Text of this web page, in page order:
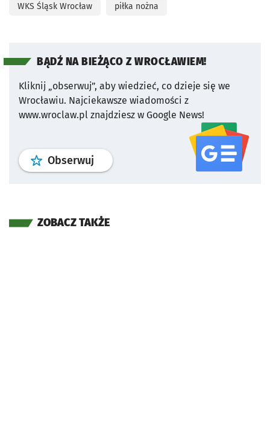
WKS Śląsk Wrocław piłka nożna
BĄDŹ NA BIEŻĄCO Z WROCŁAWIEM!
Kliknij „obserwuj”, aby wiedzieć, co dzieje się we
Wrocławiu. Najciekawsze wiadomości z
www.wroclaw.pl znajdziesz w Google News!
Obserwuj profil serwisu
ZOBACZ TAKŻE